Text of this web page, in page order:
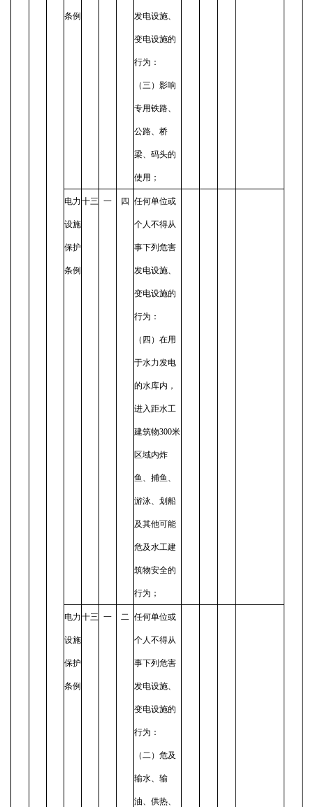
条例 发电设施、
变电设施的
行为：
（三）影响
专用铁路、
公路、桥
梁、码头的
使用；
电力
设施
保护
条例
十三 一 四 任何单位或
个人不得从
事下列危害
发电设施、
变电设施的
行为：
（四）在用
于水力发电
的水库内，
进入距水工
建筑物300米
区域内炸
鱼、捕鱼、
游泳、划船
及其他可能
危及水工建
筑物安全的
行为；
电力
设施
保护
条例
十三 一 二 任何单位或
个人不得从
事下列危害
发电设施、
变电设施的
行为：
（二）危及
输水、输
油、供热、